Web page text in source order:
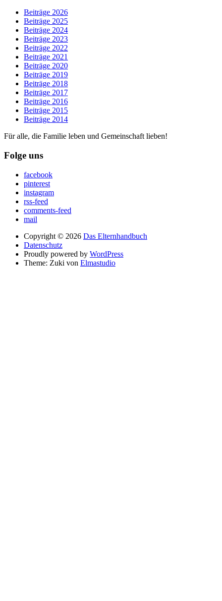
Beiträge 2026
Beiträge 2025
Beiträge 2024
Beiträge 2023
Beiträge 2022
Beiträge 2021
Beiträge 2020
Beiträge 2019
Beiträge 2018
Beiträge 2017
Beiträge 2016
Beiträge 2015
Beiträge 2014
Für alle, die Familie leben und Gemeinschaft lieben!
Folge uns
facebook
pinterest
instagram
rss-feed
comments-feed
mail
Copyright © 2026 Das Elternhandbuch
Datenschutz
Proudly powered by WordPress
Theme: Zuki von Elmastudio